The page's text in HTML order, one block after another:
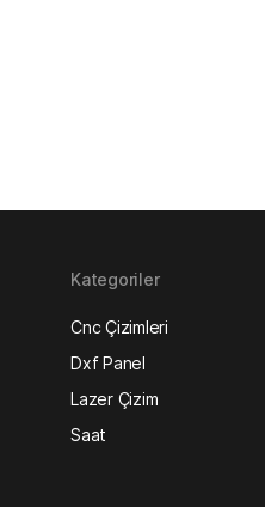
Kategoriler
Cnc Çizimleri
Dxf Panel
Lazer Çizim
Saat